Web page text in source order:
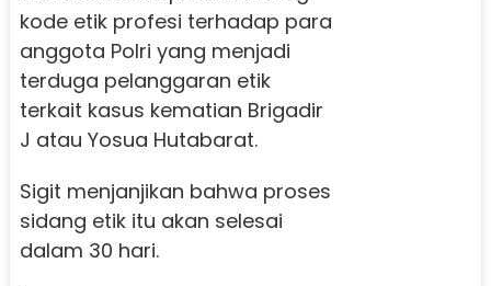
kode etik profesi terhadap para
anggota Polri yang menjadi
terduga pelanggaran etik
terkait kasus kematian Brigadir
J atau Yosua Hutabarat.
Sigit menjanjikan bahwa proses
sidang etik itu akan selesai
dalam 30 hari.